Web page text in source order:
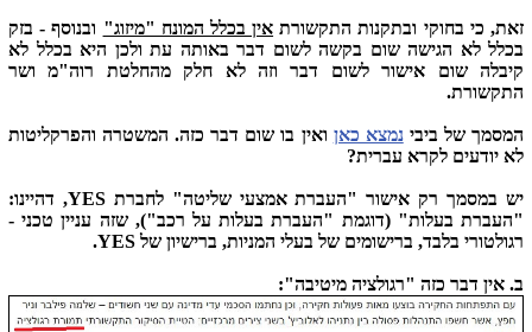
זאת, כי בחוקי ובתקנות התקשורת אין בכלל המונח "מיזוג" ובנוסף - בזק
בכלל לא הגישה שום בקשה לשום דבר באותה עת ולכן היא בכלל לא
קיבלה שום אישור לשום דבר וזה לא חלק מהחלטת רוה"מ ושר
התקשורת.
המסמך של ביבינמצא כאן ואין בו שום דבר כזה. המשטרה והפרקליטות
לא יודעים לקרא עברית?
יש במסמך רק אישור "העברת אמצעי שליטה" לחברת YES, דהיינו:
"העברת בעלות" (דוגמת "העברת בעלות על רכב"), שזה עניין טכני -
רגולטורי בלבד, ברישומים של בעלי המניות, ברישיון של YES.
ב. אין דבר כזה "רגולציה מיטיבה":